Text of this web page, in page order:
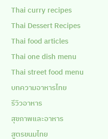
Thai curry recipes
Thai Dessert Recipes
Thai food articles
Thai one dish menu
Thai street food menu
บทความอาหารไทย
รีวิวอาหาร
สุขภาพและอาหาร
สูตรขนมไทย